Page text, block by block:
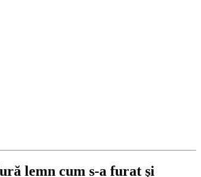
lemn cum s-a furat şi